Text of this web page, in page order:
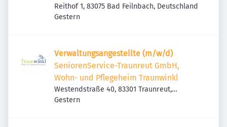
Reithof 1, 83075 Bad Feilnbach, Deutschland
Veröffentlicht
Gestern
Verwaltungsangestellte (m/w/d)
SeniorenService-Traunreut GmbH,
Wohn- und Pflegeheim Traunwinkl
Westendstraße 40, 83301 Traunreut,
Deutschland
Veröffentlicht
Gestern